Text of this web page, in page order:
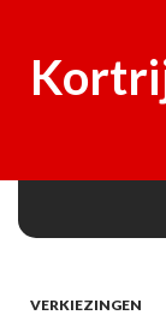
VERKIEZINGEN